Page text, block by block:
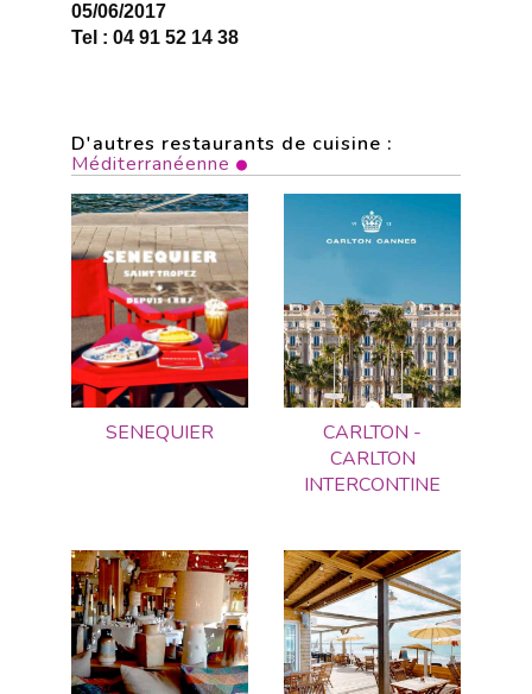
05/06/2017
Tel : 04 91 52 14 38
D'autres restaurants de cuisine :
Méditerranéenne
SENEQUIER
CARLTON -
CARLTON
INTERCONTINE